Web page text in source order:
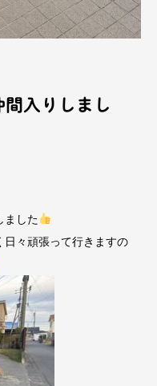
入りしまし
ました
日々頑張って行きますの